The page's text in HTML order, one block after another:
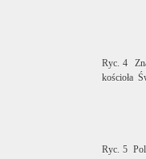
Ryc. 4
kościoła
Ryc. 5